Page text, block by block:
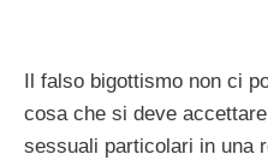
Il falso bigottismo non ci
cosa che si deve
sessuali particolari in una